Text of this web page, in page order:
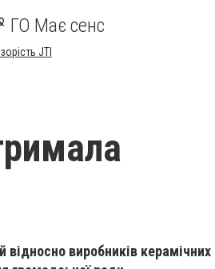
ГО Має сенс
JTI
виробників керамічних